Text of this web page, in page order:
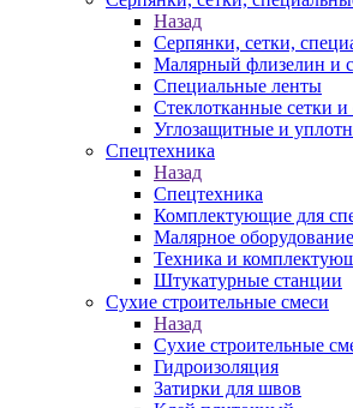
Назад
Серпянки, сетки,
Малярный флизелин и
Специальные ленты
Стеклотканные сетки и
Углозащитные и
Спецтехника
Назад
Спецтехника
Комплектующие для
Малярное оборудование
Техника и
Штукатурные станции
Сухие строительные смеси
Назад
Сухие строительные
Гидроизоляция
Затирки для швов